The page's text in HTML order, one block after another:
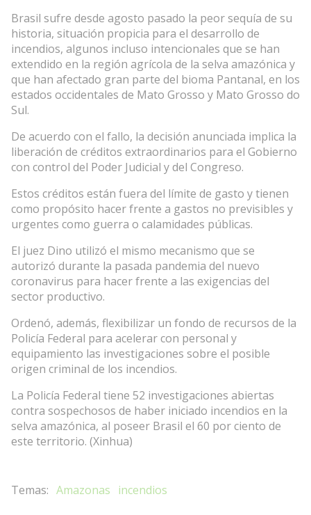
Brasil sufre desde agosto pasado la peor sequía de su
historia, situación propicia para el desarrollo de
incendios, algunos incluso intencionales que se han
extendido en la región agrícola de la selva amazónica y
que han afectado gran parte del bioma Pantanal, en los
estados occidentales de Mato Grosso y Mato Grosso do
Sul.
De acuerdo con el fallo, la decisión anunciada implica la
liberación de créditos extraordinarios para el Gobierno
con control del Poder Judicial y del Congreso.
Estos créditos están fuera del límite de gasto y tienen
como propósito hacer frente a gastos no previsibles y
urgentes como guerra o calamidades públicas.
El juez Dino utilizó el mismo mecanismo que se
autorizó durante la pasada pandemia del nuevo
coronavirus para hacer frente a las exigencias del
sector productivo.
Ordenó, además, flexibilizar un fondo de recursos de la
Policía Federal para acelerar con personal y
equipamiento las investigaciones sobre el posible
origen criminal de los incendios.
La Policía Federal tiene 52 investigaciones abiertas
contra sospechosos de haber iniciado incendios en la
selva amazónica, al poseer Brasil el 60 por ciento de
este territorio. (Xinhua)
Amazonas incendios